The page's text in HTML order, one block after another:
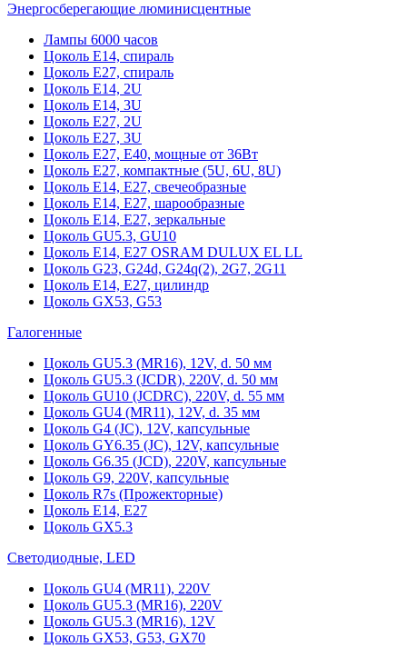
Энергосберегающие люминисцентные
Лампы 6000 часов
Цоколь Е14, спираль
Цоколь Е27, спираль
Цоколь Е14, 2U
Цоколь Е14, 3U
Цоколь Е27, 2U
Цоколь Е27, 3U
Цоколь Е27, Е40, мощные от 36Вт
Цоколь Е27, компактные (5U, 6U, 8U)
Цоколь Е14, Е27, свечеобразные
Цоколь Е14, Е27, шарообразные
Цоколь Е14, Е27, зеркальные
Цоколь GU5.3, GU10
Цоколь Е14, Е27 OSRAM DULUX EL LL
Цоколь G23, G24d, G24q(2), 2G7, 2G11
Цоколь Е14, Е27, цилиндр
Цоколь GX53, G53
Галогенные
Цоколь GU5.3 (MR16), 12V, d. 50 мм
Цоколь GU5.3 (JCDR), 220V, d. 50 мм
Цоколь GU10 (JCDRC), 220V, d. 55 мм
Цоколь GU4 (MR11), 12V, d. 35 мм
Цоколь G4 (JC), 12V, капсульные
Цоколь GY6.35 (JC), 12V, капсульные
Цоколь G6.35 (JCD), 220V, капсульные
Цоколь G9, 220V, капсульные
Цоколь R7s (Прожекторные)
Цоколь E14, E27
Цоколь GX5.3
Светодиодные, LED
Цоколь GU4 (MR11), 220V
Цоколь GU5.3 (MR16), 220V
Цоколь GU5.3 (MR16), 12V
Цоколь GX53, G53, GX70